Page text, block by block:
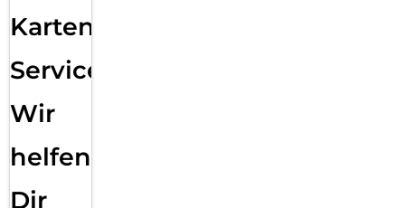
Karten
Service:
Wir
helfen
Dir